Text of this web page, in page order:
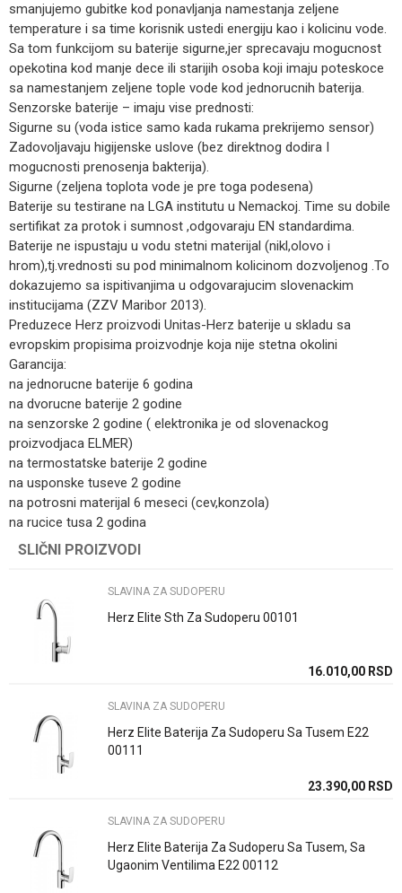
smanjujemo gubitke kod ponavljanja namestanja zeljene
temperature i sa time korisnik ustedi energiju kao i kolicinu vode.
Sa tom funkcijom su baterije sigurne,jer sprecavaju mogucnost
opekotina kod manje dece ili starijih osoba koji imaju poteskoce
sa namestanjem zeljene tople vode kod jednorucnih baterija.
Senzorske baterije – imaju vise prednosti:
Sigurne su (voda istice samo kada rukama prekrijemo sensor)
Zadovoljavaju higijenske uslove (bez direktnog dodira I
mogucnosti prenosenja bakterija).
Sigurne (zeljena toplota vode je pre toga podesena)
Baterije su testirane na LGA institutu u Nemackoj. Time su dobile
sertifikat za protok i sumnost ,odgovaraju EN standardima.
Baterije ne ispustaju u vodu stetni materijal (nikl,olovo i
hrom),tj.vrednosti su pod minimalnom kolicinom dozvoljenog .To
dokazujemo sa ispitivanjima u odgovarajucim slovenackim
institucijama (ZZV Maribor 2013).
Preduzece Herz proizvodi Unitas-Herz baterije u skladu sa
evropskim propisima proizvodnje koja nije stetna okolini
Garancija:
na jednorucne baterije 6 godina
na dvorucne baterije 2 godine
na senzorske 2 godine ( elektronika je od slovenackog
proizvodjaca ELMER)
na termostatske baterije 2 godine
na usponske tuseve 2 godine
na potrosni materijal 6 meseci (cev,konzola)
na rucice tusa 2 godina
Ime/Nadimak
Email
Kategorija
Način ugradnje/Tip Stojeci/a
SLIČNI PROIZVODI
SLAVINA ZA SUDOPERU
Herz Elite Sth Za Sudoperu 00101
16.010,00 RSD
SLAVINA ZA SUDOPERU
Herz Elite Baterija Za Sudoperu Sa Tusem E22
00111
23.390,00 RSD
SLAVINA ZA SUDOPERU
Herz Elite Baterija Za Sudoperu Sa Tusem, Sa
Ugaonim Ventilima E22 00112